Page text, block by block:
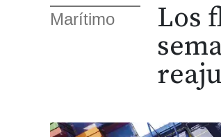
Marítimo
Los